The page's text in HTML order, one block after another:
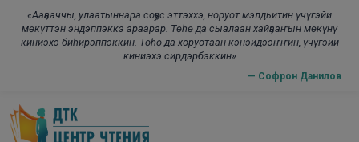
«Ааҕааччы, улаатыннара соҕус эттэххэ, норуот мэлдьитин үчүгэйи
мөкүттэн эндэппэккэ араарар. Төһө да сыалаан хайҕааҥын мөкүнү
киниэхэ биһирэппэккин. Төһө да хоруотаан кэнэйдээҥҥин, үчүгэйи
киниэхэ сирдэрбэккин»
— Софрон Данилов
Skip to main content